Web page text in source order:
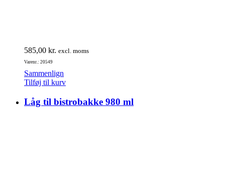
585,00 kr. excl. moms
Varenr.: 20549
Sammenlign
Tilføj til kurv
Låg til bistrobakke 980 ml